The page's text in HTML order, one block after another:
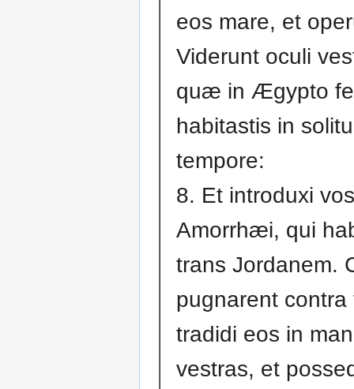
eos mare, et
Viderunt oculi
quæ in Ægypto
habitastis in
tempore:
8. Et introduxi
Amorrhæi, qui
trans Jordanem.
pugnarent contra
tradidi eos in
vestras, et